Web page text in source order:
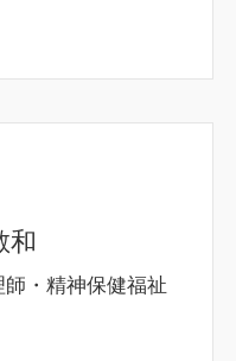
和
師・精神保健福祉